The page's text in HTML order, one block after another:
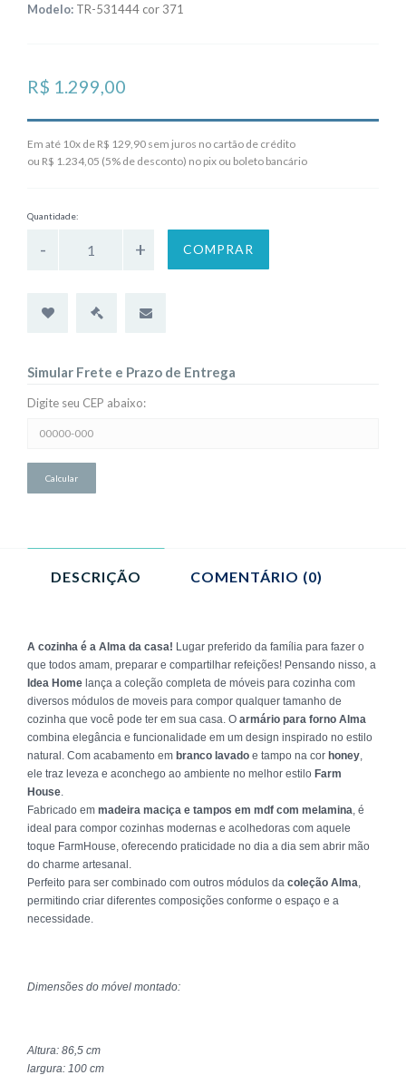
Modelo: TR-531444 cor 371
R$ 1.299,00
Em até 10x de R$ 129,90 sem juros no cartão de crédito
ou R$ 1.234,05 (5% de desconto) no pix ou boleto bancário
Quantidade:
COMPRAR
Simular Frete e Prazo de Entrega
Digite seu CEP abaixo:
e
Prazo
DESCRIÇÃO COMENTÁRIO (0)
A cozinha é a Alma da casa! Lugar preferido da família para fazer o
que todos amam, preparar e compartilhar refeições! Pensando nisso, a
Idea Home lança a coleção completa de móveis para cozinha com
diversos módulos de moveis para compor qualquer tamanho de
cozinha que você pode ter em sua casa. O armário para forno Alma
combina elegância e funcionalidade em um design inspirado no estilo
natural. Com acabamento em branco lavado e tampo na cor honey
ele traz leveza e aconchego ao ambiente no melhor estilo Farm
House
Fabricado em madeira maciça e tampos em mdf com melamina , é
ideal para compor cozinhas modernas e acolhedoras com aquele
toque FarmHouse, oferecendo praticidade no dia a dia sem abrir mão
do charme artesanal.
Perfeito para ser combinado com outros módulos da coleção Alma
permitindo criar diferentes composições conforme o espaço e a
necessidade.
Dimensões do móvel montado:
Altura: 86,5 cm
largura: 100 cm